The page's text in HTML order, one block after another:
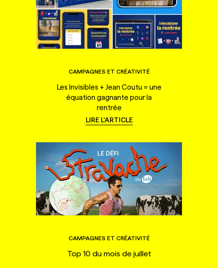
CAMPAGNES ET CRÉATIVITÉ
Les Invisibles + Jean Coutu = une
équation gagnante pour la
rentrée
LIRE L'ARTICLE
CAMPAGNES ET CRÉATIVITÉ
Top 10 du mois de juillet